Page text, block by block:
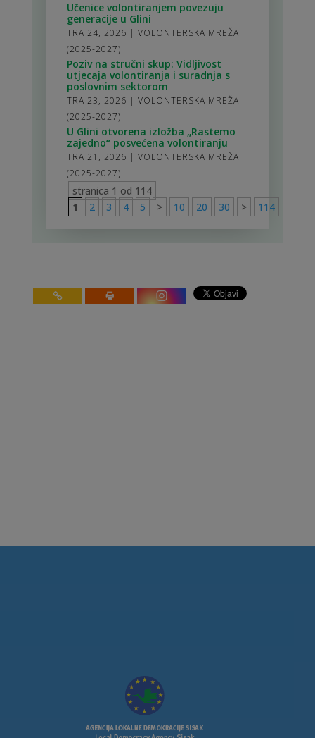
Učenice volontiranjem povezuju
generacije u Glini
TRA 24, 2026 | VOLONTERSKA MREŽA
(2025-2027)
Poziv na stručni skup: Vidljivost
utjecaja volontiranja i suradnja s
poslovnim sektorom
TRA 23, 2026 | VOLONTERSKA MREŽA
(2025-2027)
U Glini otvorena izložba „Rastemo
zajedno“ posvećena volontiranju
TRA 21, 2026 | VOLONTERSKA MREŽA
(2025-2027)
stranica 1 od 114
1
2 3 4 5 > 10 20 30 > 114